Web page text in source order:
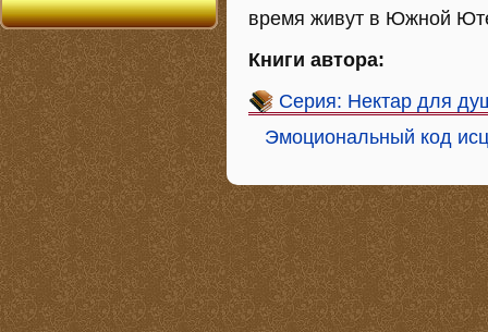
время живут в Южной
Книги автора:
Серия: Нектар для
Эмоциональный код